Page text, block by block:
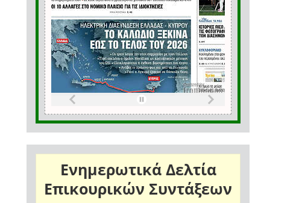
Ενημερωτικά Δελτία
Επικουρικών Συντάξεων